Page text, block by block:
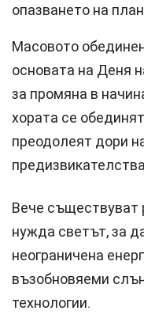
опазването на
Масовото
основата на Деня
за промяна в
хората се
преодолеят дори
Вече съществуват
нужда светът, за
неограничена
възобновяеми
технологии.